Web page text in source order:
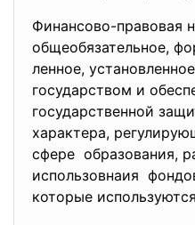
Финансово-правовая
общеобязательное,
ленное,
государством и
государственной
характера,
сфере образования,
использовнаия
которые